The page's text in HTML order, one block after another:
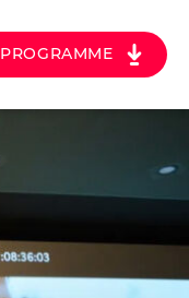
PROGRAMME